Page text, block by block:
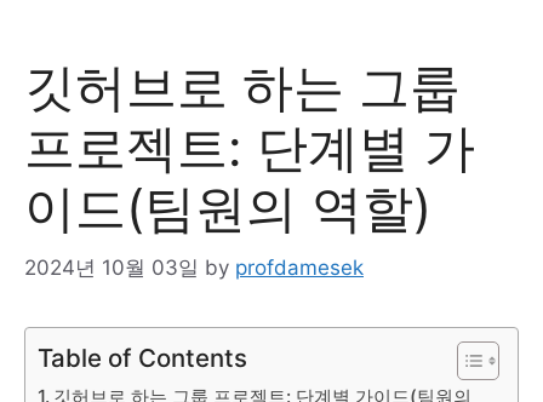
깃허브로 하는 그룹
프로젝트: 단계별 가
이드(팀원의 역할)
2024년 10월 03일 by profdamesek
Table of Contents
깃허브로 하는 그룹 프로젝트: 단계별 가이드(팀원의